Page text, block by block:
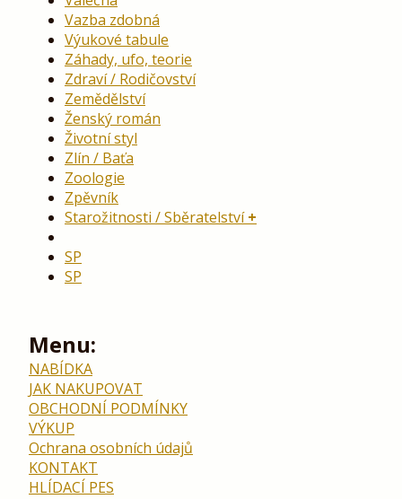
Vazba zdobná
Výukové tabule
Záhady, ufo, teorie
Zdraví / Rodičovství
Zemědělství
Ženský román
Životní styl
Zlín / Baťa
Zoologie
Zpěvník
Starožitnosti / Sběratelství
SP
SP
Menu:
NABÍDKA
JAK NAKUPOVAT
OBCHODNÍ PODMÍNKY
VÝKUP
Ochrana osobních údajů
KONTAKT
HLÍDACÍ PES